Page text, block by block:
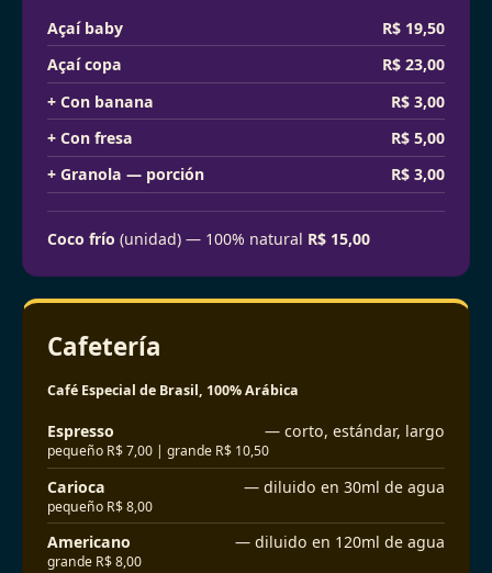
Açaí baby
R$ 19,50
Açaí copa
R$ 23,00
+ Con banana
R$ 3,00
+ Con fresa
R$ 5,00
+ Granola — porción
R$ 3,00
Coco frío (unidad) — 100% natural R$ 15,00
Cafetería
Café Especial de Brasil, 100% Arábica
Espresso — corto, estándar, largo
pequeño R$ 7,00 | grande R$ 10,50
Carioca — diluido en 30ml de agua
pequeño R$ 8,00
Americano — diluido en 120ml de agua
grande R$ 8,00